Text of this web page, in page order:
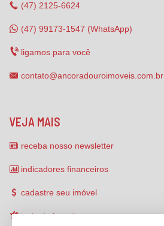
(47) 2125-6624
(47) 99173-1547 (WhatsApp)
ligamos para você
contato@ancoradouroimoveis.com.br
VEJA MAIS
receba nosso newsletter
indicadores financeiros
cadastre seu imóvel
imóveis favoritos